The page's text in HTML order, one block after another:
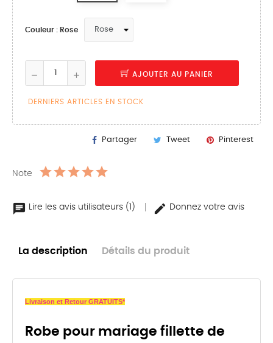
Couleur : Rose
AJOUTER AU PANIER
DERNIERS ARTICLES EN STOCK
Partager Tweet Pinterest
Note
Lire les avis utilisateurs (1) Donnez votre avis
La description Détails du produit
Livraison et Retour GRATUITS*
Robe pour mariage fillette de